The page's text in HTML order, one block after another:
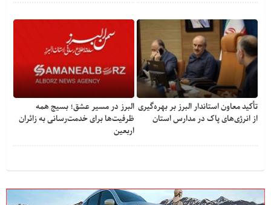
تأکید معاون استاندار البرز بر بهره‌گیری
از انرژی‌های پاک در مدارس استان
البرز در مسیر عشق؛ بسیج همه
ظرفیت‌ها برای خدمت‌رسانی به زائران
اربعین